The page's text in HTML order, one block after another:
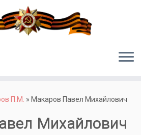
П.М. » Макаров Павел Михайлович
Михайлович